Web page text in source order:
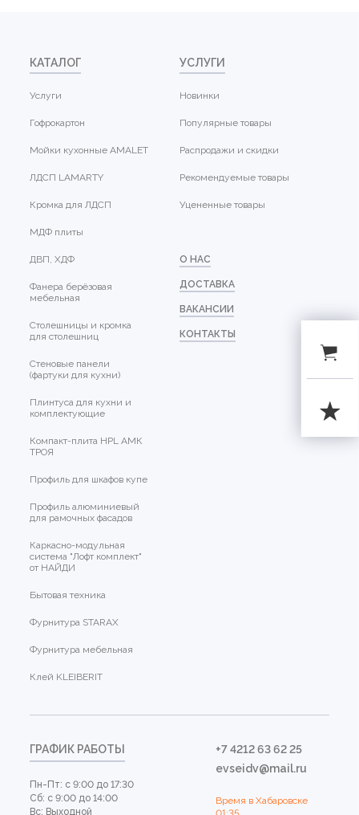
КАТАЛОГ
Услуги
Гофрокартон
Мойки кухонные AMALET
ЛДСП LAMARTY
Кромка для ЛДСП
МДФ плиты
ДВП, ХДФ
Фанера берёзовая
мебельная
Столешницы и кромка
для столешниц
Стеновые панели
(фартуки для кухни)
Плинтуса для кухни и
комплектующие
Компакт-плита HPL АМК
ТРОЯ
Профиль для шкафов купе
Профиль алюминиевый
для рамочных фасадов
Каркасно-модульная
система "Лофт комплект"
от НАЙДИ
Бытовая техника
Фурнитура STARAX
Фурнитура мебельная
Клей KLEIBERIT
УСЛУГИ
Новинки
Популярные товары
Распродажи и скидки
Рекомендуемые товары
Уцененные товары
О НАС
ДОСТАВКА
ВАКАНСИИ
КОНТАКТЫ
ГРАФИК РАБОТЫ
Пн-Пт: с 9:00 до 17:30
Сб: с 9:00 до 14:00
Вс: Выходной
+7 4212 63 62 25
evseidv@mail.ru
Время в Хабаровске